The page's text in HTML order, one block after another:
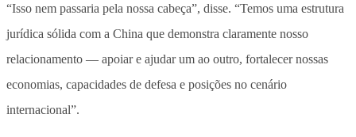
“Isso nem passaria pela nossa cabeça”, disse. “Temos uma estrutura
jurídica sólida com a China que demonstra claramente nosso
relacionamento — apoiar e ajudar um ao outro, fortalecer nossas
economias, capacidades de defesa e posições no cenário
internacional”.